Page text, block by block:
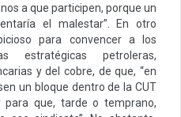
a que participen, porque un
el malestar”. En otro
para convencer a los
estratégicas petroleras,
y del cobre, de que, “en
un bloque dentro de la CUT
que, tarde o temprano,